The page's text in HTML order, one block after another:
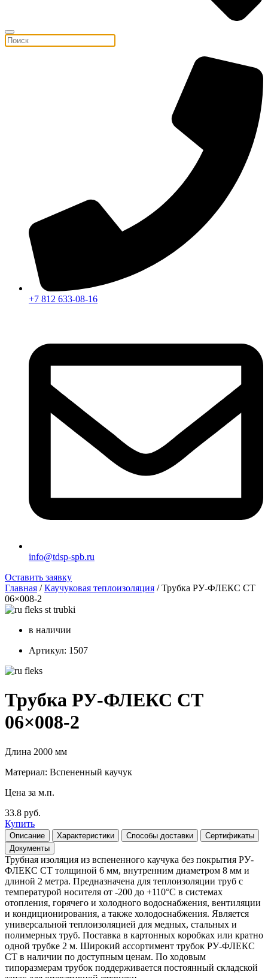
+7 812 633-08-16
info@tdsp-spb.ru
Оставить заявку
Главная /Каучуковая теплоизоляция / Трубка РУ-ФЛЕКС СТ
06×008-2
в наличии
Артикул: 1507
Трубка РУ-ФЛЕКС СТ
06×008-2
Длина 2000 мм
Материал: Вспененный каучук
Цена за м.п.
33.8 руб.
Купить
Описание Характеристики Способы доставки
Сертификаты
Документы
Трубная изоляция из вспененного каучука без покрытия РУ-
ФЛЕКС СТ толщиной 6 мм, внутренним диаметром 8 мм и
длиной 2 метра. Предназначена для теплоизоляции труб с
температурой носителя от -200 до +110°С в системах
отопления, горячего и холодного водоснабжения, вентиляции
и кондиционирования, а также холодоснабжения. Является
универсальной теплоизоляцией для медных, стальных и
полимерных труб. Поставка в картонных коробках или кратно
одной трубке 2 м. Широкий ассортимент трубок РУ-ФЛЕКС
СТ в наличии по доступным ценам. По ходовым
типоразмерам трубок поддерживается постоянный складской